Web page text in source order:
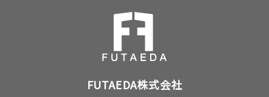
FUTAEDA株式会社